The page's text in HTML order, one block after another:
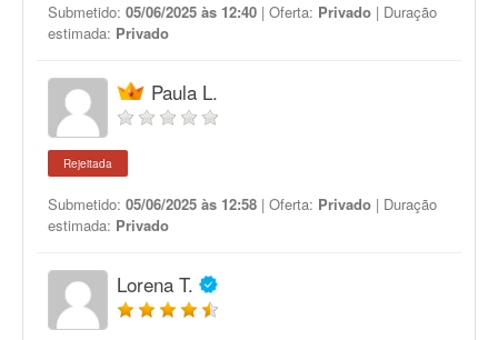
Submetido: 05/06/2025 às 12:40 | Oferta: Privado | Duração
estimada: Privado
Paula L.
Rejeitada
Submetido: 05/06/2025 às 12:58 | Oferta: Privado | Duração
estimada: Privado
Lorena T.